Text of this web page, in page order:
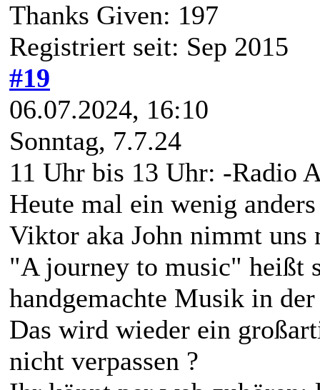
Thanks Given: 197
Registriert seit: Sep 2015
#19
06.07.2024, 16:10
Sonntag, 7.7.24
11 Uhr bis 13 Uhr: -Radio
Heute mal ein wenig
Viktor aka John nimmt
"A journey to music" heißt
handgemachte Musik in
Das wird wieder ein
nicht verpassen ?